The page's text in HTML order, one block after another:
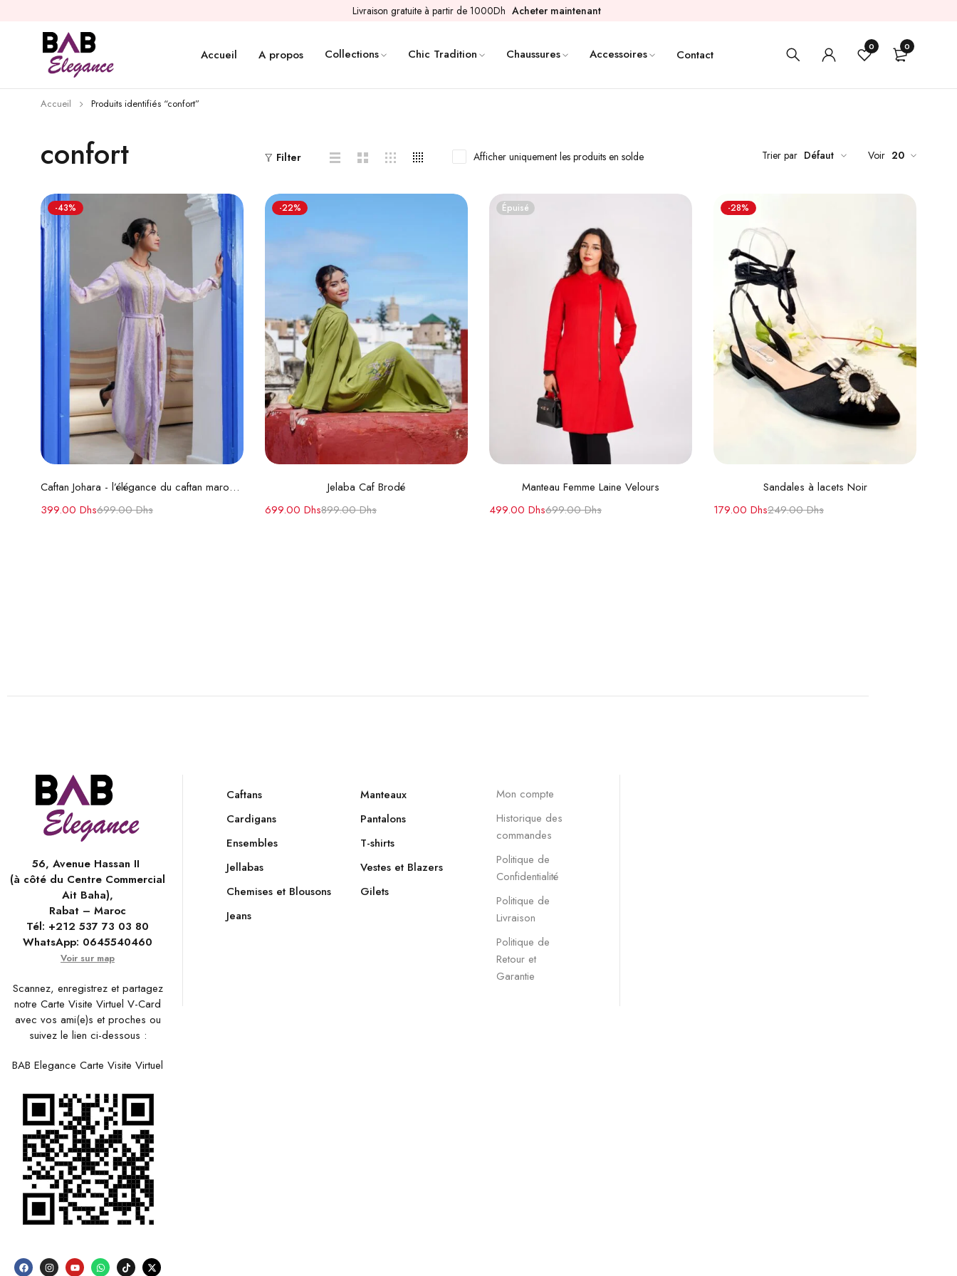
Livraison gratuite à partir de 1000Dh Acheter maintenant
Accueil A propos Collections Chic Tradition Chaussures Accessoires Contact
0 0
confort
Accueil Produits identifiés “confort”
Filter Trier par Défaut
Afficher uniquement les produits en solde Voir 20
-43%
Choix des options
Caftan Johara - l’élégance du caftan marocain d’exception
699.00Dhs
399.00 Dhs
-22%
Choix des options
Jelaba Caf Brodé
899.00Dhs
699.00 Dhs
Épuisé
Lire la suite
Manteau Femme Laine Velours
699.00Dhs
499.00 Dhs
-28%
Choix des options
Sandales à lacets Noir
249.00Dhs
179.00 Dhs
56, Avenue Hassan II
(à côté du Centre Commercial
Ait Baha),
Rabat – Maroc
Tél: +212 537 73 03 80
WhatsApp: 0645540460
Voir sur map
Scannez, enregistrez et partagez
notre Carte Visite Virtuel V-Card
avec vos ami(e)s et proches ou
suivez le lien ci-dessous :
BAB Elegance Carte Visite Virtuel
Caftans
Cardigans
Ensembles
Jellabas
Chemises et Blousons
Jeans
Manteaux
Pantalons
T-shirts
Vestes et Blazers
Gilets
Mon compte
Historique des
commandes
Politique de
Confidentialité
Politique de
Livraison
Politique de
Retour et
Garantie